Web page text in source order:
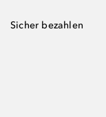
Sicher bezahlen